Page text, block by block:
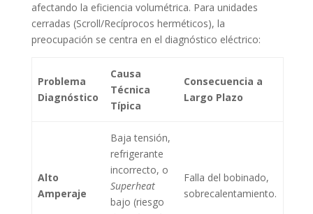
afectando la eficiencia volumétrica. Para unidades
cerradas (Scroll/Recíprocos herméticos), la
preocupación se centra en el diagnóstico eléctrico:
Problema
Diagnóstico
Causa
Técnica
Típica
Consecuencia a
Largo Plazo
Alto
Amperaje
Baja tensión,
refrigerante
incorrecto, o
Superheat
bajo (riesgo
Falla del bobinado,
sobrecalentamiento.